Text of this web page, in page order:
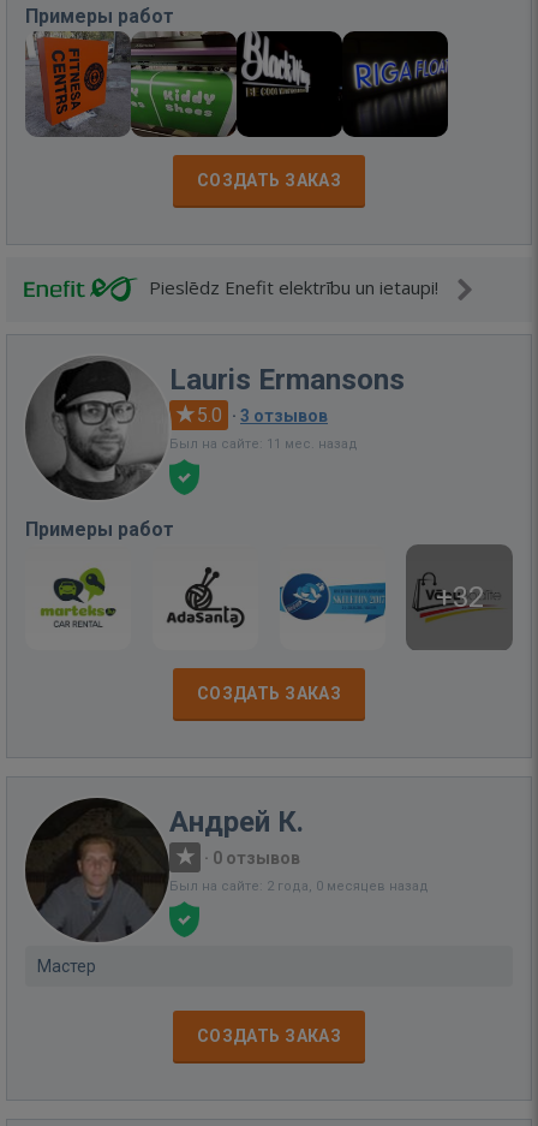
Примеры работ
СОЗДАТЬ ЗАКАЗ
Pieslēdz Enefit elektrību un ietaupi!
Lauris Ermansons
5.0 · 3 отзывов
Был на сайте: 11 мес. назад
Примеры работ
+32
СОЗДАТЬ ЗАКАЗ
Андрей К.
· 0 отзывов
Был на сайте: 2 года, 0 месяцев назад
Мастер
СОЗДАТЬ ЗАКАЗ